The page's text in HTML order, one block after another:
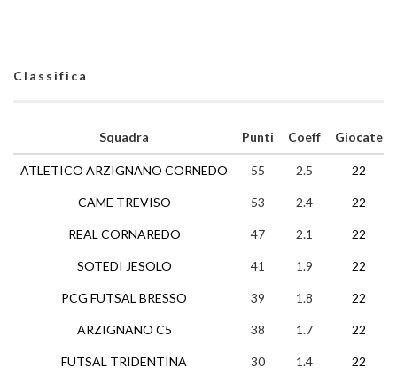
Classifica
Squadra
ATLETICO ARZIGNANO CORNEDO
CAME TREVISO
REAL CORNAREDO
SOTEDI JESOLO
PCG FUTSAL BRESSO
ARZIGNANO C5
FUTSAL TRIDENTINA
Punti Coeff Giocate
55 2.5 22
53 2.4 22
47 2.1 22
41 1.9 22
39 1.8 22
38 1.7 22
30 1.4 22